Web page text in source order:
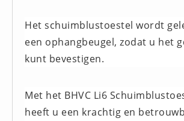
Desinfectants (6)
Geneesmiddelen (0)
Huidverzorging (5)
Overige (1)
Spieren en gewrichten (0)
Het schuimblustoestel wordt
een ophangbeugel, zodat u het
kunt bevestigen.
Met het BHVC Li6
heeft u een krachtig en